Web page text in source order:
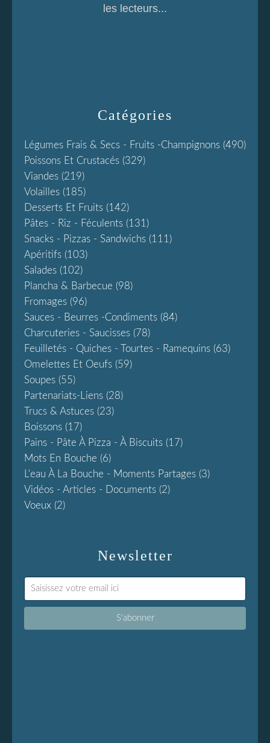
Newsletter
Catégories
Légumes Frais & Secs - Fruits -champignons (490)
Poissons Et Crustacés (329)
Viandes (219)
Volailles (185)
Desserts Et Fruits (142)
Pâtes - Riz - Féculents (131)
Snacks - Pizzas - Sandwichs (111)
Apéritifs (103)
Salades (102)
Plancha & Barbecue (98)
Fromages (96)
Sauces - Beurres -condiments (84)
Charcuteries - Saucisses (78)
Feuilletés - Quiches - Tourtes - Ramequins (63)
Omelettes Et Oeufs (59)
Soupes (55)
Partenariats-Liens (28)
Trucs & Astuces (23)
Boissons (17)
Pains - Pâte À Pizza - À Biscuits (17)
Mots En Bouche (6)
L'eau À La Bouche - Moments Partages (3)
Vidéos - Articles - Documents (2)
Voeux (2)
les lecteurs...